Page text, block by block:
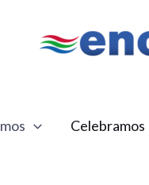
Celebramos